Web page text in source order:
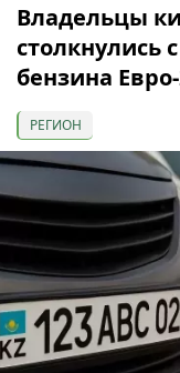
Владельцы
столкнулись
бензина
РЕГИОН